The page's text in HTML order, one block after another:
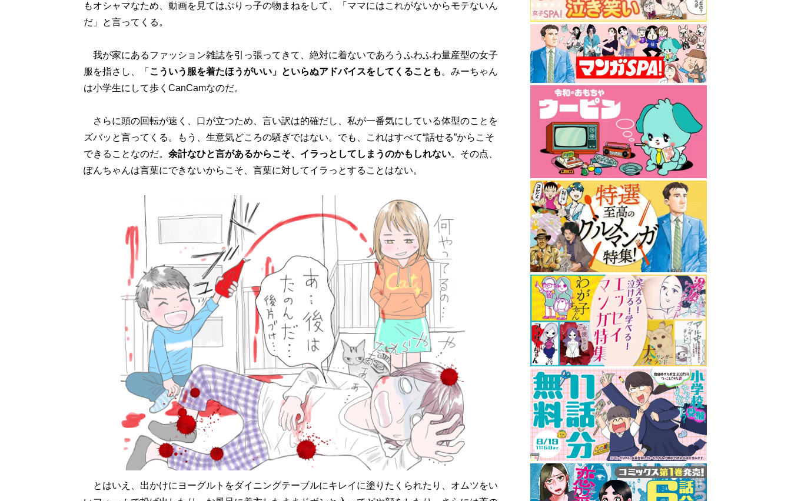
もオシャマなため、動画を見てはぶりっ子の物まねをして、「ママにはこれがないからモテないん
だ」と言ってくる。
我が家にあるファッション雑誌を引っ張ってきて、絶対に着ないであろうふわふわ量産型の女子
服を指さし、「 こういう服を着たほうがいい」といらぬアドバイスをしてくることも 。みーちゃん
は小学生にして歩くCanCamなのだ。
さらに頭の回転が速く、口が立つため、言い訳は的確だし、私が一番気にしている体型のことを
ズバッと言ってくる。もう、生意気どころの騒ぎではない。でも、これはすべて“話せる”からこそ
できることなのだ。 余計なひと言があるからこそ、イラっとしてしまうのかもしれない。その点、
ぽんちゃんは言葉にできないからこそ、言葉に対してイラっとすることはない。
とはいえ、出かけにヨーグルトをダイニングテーブルにキレイに塗りたくられたり、オムツをい